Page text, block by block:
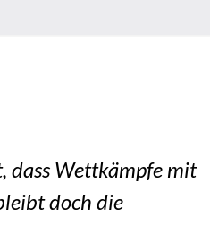
dass Wettkämpfe mit
doch die